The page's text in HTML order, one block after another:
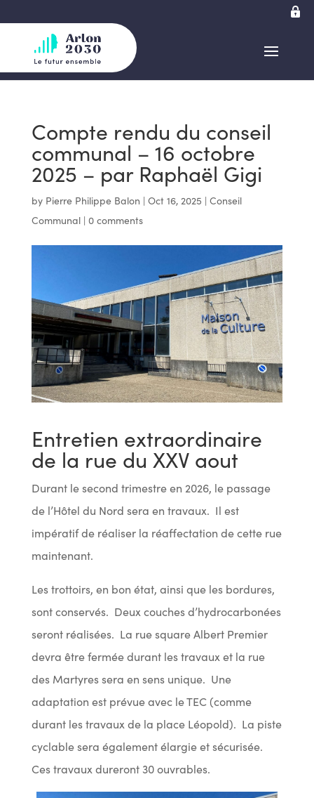
Compte rendu du conseil
communal – 16 octobre
2025 – par Raphaël Gigi
by Pierre Philippe Balon | Oct 16, 2025 | Conseil
Communal| 0 comments
Entretien extraordinaire
de la rue du XXV aout
Durant le second trimestre en 2026, le passage
de l’Hôtel du Nord sera en travaux. Il est
impératif de réaliser la réaffectation de cette rue
maintenant.
Les trottoirs, en bon état, ainsi que les bordures,
sont conservés. Deux couches d’hydrocarbonées
seront réalisées. La rue square Albert Premier
devra être fermée durant les travaux et la rue
des Martyres sera en sens unique. Une
adaptation est prévue avec le TEC (comme
durant les travaux de la place Léopold). La piste
cyclable sera également élargie et sécurisée.
Ces travaux dureront 30 ouvrables.